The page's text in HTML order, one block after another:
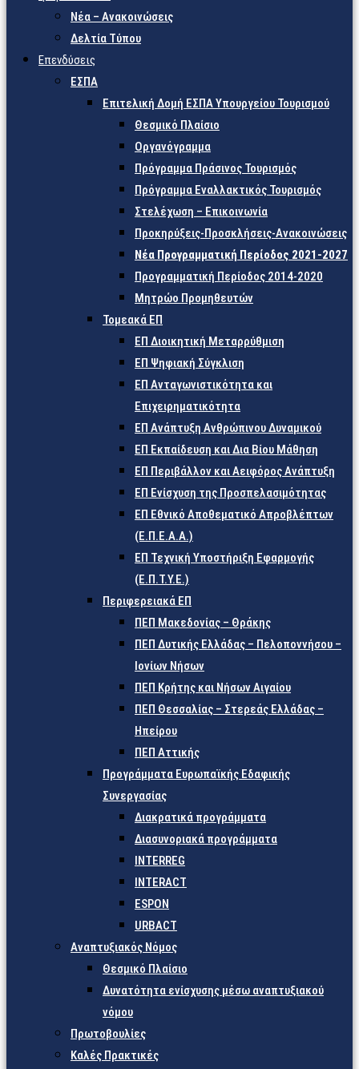
Νέα – Ανακοινώσεις
Δελτία Τύπου
Επενδύσεις
ΕΣΠΑ
Επιτελική Δομή ΕΣΠΑ Υπουργείου Τουρισμού
Θεσμικό Πλαίσιο
Οργανόγραμμα
Πρόγραμμα Πράσινος Τουρισμός
Πρόγραμμα Εναλλακτικός Τουρισμός
Στελέχωση – Επικοινωνία
Προκηρύξεις-Προσκλήσεις-Ανακοινώσεις
Νέα Προγραμματική Περίοδος 2021-2027
Προγραμματική Περίοδος 2014-2020
Μητρώο Προμηθευτών
Τομεακά ΕΠ
ΕΠ Διοικητική Μεταρρύθμιση
ΕΠ Ψηφιακή Σύγκλιση
ΕΠ Ανταγωνιστικότητα και
Επιχειρηματικότητα
ΕΠ Ανάπτυξη Ανθρώπινου Δυναμικού
ΕΠ Εκπαίδευση και Δια Βίου Μάθηση
ΕΠ Περιβάλλον και Αειφόρος Ανάπτυξη
ΕΠ Ενίσχυση της Προσπελασιμότητας
ΕΠ Εθνικό Αποθεματικό Απροβλέπτων
(Ε.Π.Ε.Α.Α.)
ΕΠ Τεχνική Υποστήριξη Εφαρμογής
(Ε.Π.Τ.Υ.Ε.)
Περιφερειακά ΕΠ
ΠΕΠ Μακεδονίας – Θράκης
ΠΕΠ Δυτικής Ελλάδας – Πελοποννήσου –
Ιονίων Νήσων
ΠΕΠ Κρήτης και Νήσων Αιγαίου
ΠΕΠ Θεσσαλίας – Στερεάς Ελλάδας –
Ηπείρου
ΠΕΠ Αττικής
Προγράμματα Ευρωπαϊκής Εδαφικής
Συνεργασίας
Διακρατικά προγράμματα
Διασυνοριακά προγράμματα
INTERREG
INTERACT
ESPON
URBACT
Αναπτυξιακός Νόμος
Θεσμικό Πλαίσιο
Δυνατότητα ενίσχυσης μέσω αναπτυξιακού
νόμου
Πρωτοβουλίες
Καλές Πρακτικές